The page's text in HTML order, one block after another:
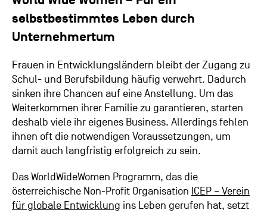
selbstbestimmtes Leben durch
Unternehmertum
Frauen in Entwicklungsländern bleibt der Zugang zu
Schul- und Berufsbildung häufig verwehrt. Dadurch
sinken ihre Chancen auf eine Anstellung. Um das
Weiterkommen ihrer Familie zu garantieren, starten
deshalb viele ihr eigenes Business. Allerdings fehlen
ihnen oft die notwendigen Voraussetzungen, um
damit auch langfristig erfolgreich zu sein.
Das WorldWideWomen Programm, das die
österreichische Non-Profit Organisation ICEP – Verein
für globale Entwicklung ins Leben gerufen hat, setzt